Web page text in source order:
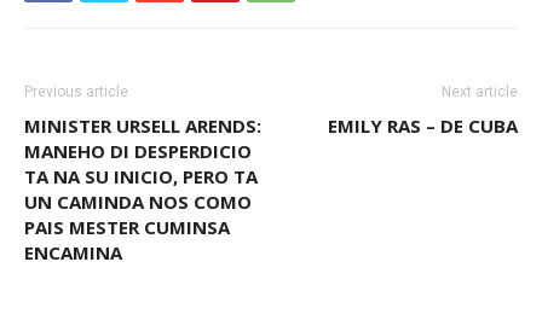
Previous article
MINISTER URSELL ARENDS:
MANEHO DI DESPERDICIO
TA NA SU INICIO, PERO TA
UN CAMINDA NOS COMO
PAIS MESTER CUMINSA
ENCAMINA
Next article
EMILY RAS – DE CUBA